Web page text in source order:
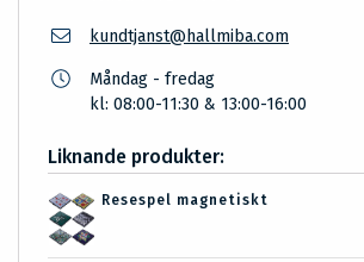
kundtjanst@hallmiba.com
Måndag - fredag
kl: 08:00-11:30 & 13:00-16:00
Liknande produkter:
Resespel magnetiskt